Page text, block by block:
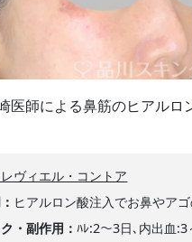
医師による鼻筋のヒアルロ
ヴィエル・コントア
ヒアルロン酸注入でお鼻やア
・副作用
ﾊﾚ:2～3日､内出血:3